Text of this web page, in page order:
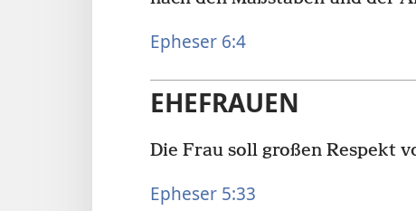
Epheser 6:4
EHEFRAUEN
Die Frau soll großen Respekt
Epheser 5:33